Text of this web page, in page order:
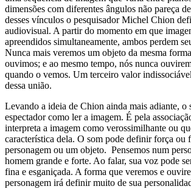
dimensões com diferentes ângulos não pareça
desses vínculos o pesquisador Michel Chion
audiovisual. A partir do momento em que
apreendidos simultaneamente, ambos perdem
Nunca mais veremos um objeto da mesma
ouvimos; e ao mesmo tempo, nós nunca
quando o vemos. Um terceiro valor
dessa união.
Levando a ideia de Chion ainda mais adiante, o
espectador como ler a imagem. É pela
interpreta a imagem como verossimilhante ou
característica dela. O som pode definir força ou
personagem ou um objeto. Pensemos num
homem grande e forte. Ao falar, sua voz pode
fina e esganiçada. A forma que veremos e
personagem irá definir muito de sua